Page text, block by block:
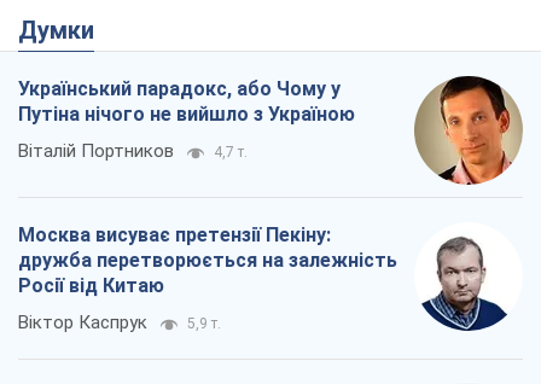
Думки
Український парадокс, або Чому у
Путіна нічого не вийшло з Україною
Віталій Портников 4,7 т.
Москва висуває претензії Пекіну:
дружба перетворюється на залежність
Росії від Китаю
Віктор Каспрук 5,9 т.